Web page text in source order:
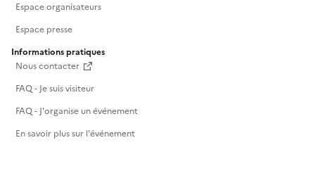
Espace organisateurs
Espace presse
Informations pratiques
Nous contacter
FAQ - Je suis visiteur
FAQ - J'organise un événement
En savoir plus sur l'événement